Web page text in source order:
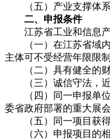
（五）产业支撑体
二、申报条件
江苏省工业和信息
（一）在江苏省域
主体可不受经营年限限制
（二）具有健全的
（三）诚信守法，
（四）同一申报单
委省政府部署的重大展
（五）同一项目获
（六）申报项目的